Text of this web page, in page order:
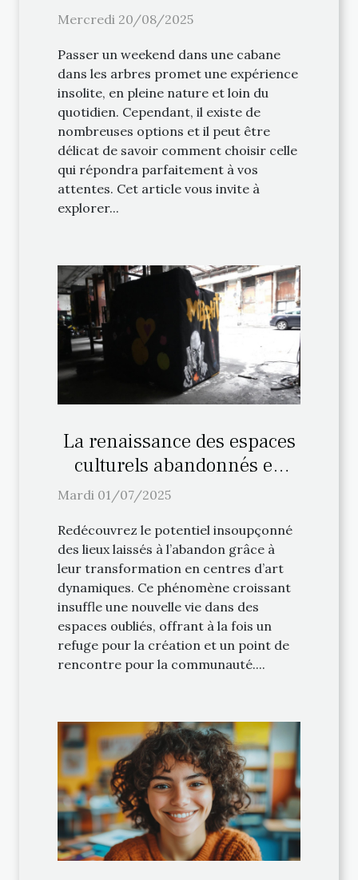
votre weekend ?
Mercredi 20/08/2025
Passer un weekend dans une cabane
dans les arbres promet une expérience
insolite, en pleine nature et loin du
quotidien. Cependant, il existe de
nombreuses options et il peut être
délicat de savoir comment choisir celle
qui répondra parfaitement à vos
attentes. Cet article vous invite à
explorer...
La renaissance des espaces
culturels abandonnés en
centres d'art
Mardi 01/07/2025
Redécouvrez le potentiel insoupçonné
des lieux laissés à l’abandon grâce à
leur transformation en centres d’art
dynamiques. Ce phénomène croissant
insuffle une nouvelle vie dans des
espaces oubliés, offrant à la fois un
refuge pour la création et un point de
rencontre pour la communauté....